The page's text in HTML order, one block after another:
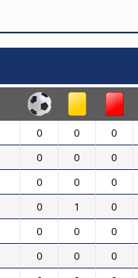
0 0 0
0 0 0
0 0 0
0 1 0
0 0 0
0 0 0